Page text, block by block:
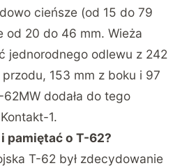
cieńsze (od 15 do 79
od 20 do 46 mm. Wieża
jednorodnego odlewu z 242
153 mm z boku i 97
62MW dodała do tego
1.
pamiętać o T-62?
T-62 był zdecydowanie